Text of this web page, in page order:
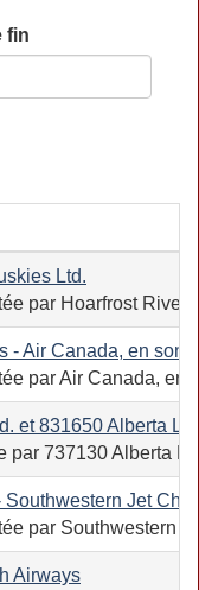
fin
Ltd.
par Hoarfrost
- Air Canada, en
par Air Canada,
et 831650 Alberta
par 737130 Alberta
Jet
par Southwestern
Airways